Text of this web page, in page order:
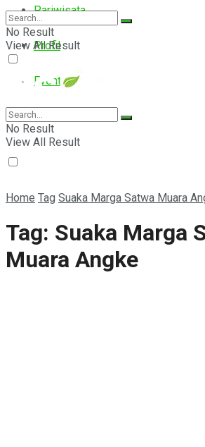
Pariwisata
Profil
Event
E-Magazine
No Result
View All Result
No Result
View All Result
Home Tag Suaka Marga Satwa Muara
Tag: Suaka Marga
Muara Angke